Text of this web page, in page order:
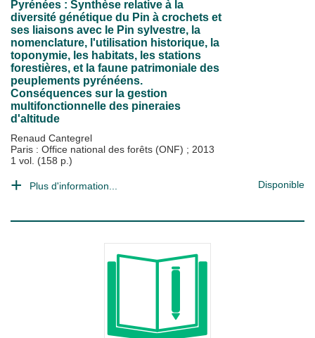
Pyrénées : Synthèse relative à la
diversité génétique du Pin à crochets et
ses liaisons avec le Pin sylvestre, la
nomenclature, l'utilisation historique, la
toponymie, les habitats, les stations
forestières, et la faune patrimoniale des
peuplements pyrénéens.
Conséquences sur la gestion
multifonctionnelle des pineraies
d'altitude
Renaud Cantegrel
Paris : Office national des forêts (ONF) ; 2013
1 vol. (158 p.)
Plus d'information... Disponible